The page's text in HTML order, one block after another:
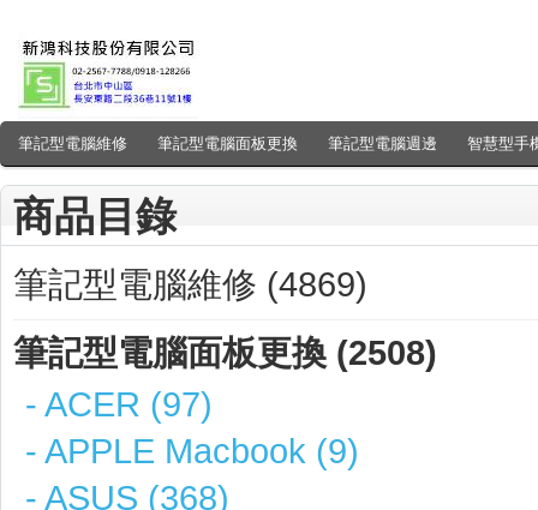
筆記型電腦維修 筆記型電腦面板更換 筆記型電腦週邊 智慧型手
商品目錄
筆記型電腦維修 (4869)
筆記型電腦面板更換 (2508)
- ACER (97)
- APPLE Macbook (9)
- ASUS (368)